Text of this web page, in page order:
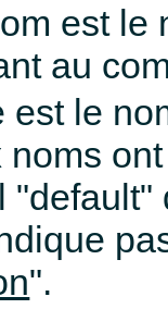
est le
au
est le
noms
".